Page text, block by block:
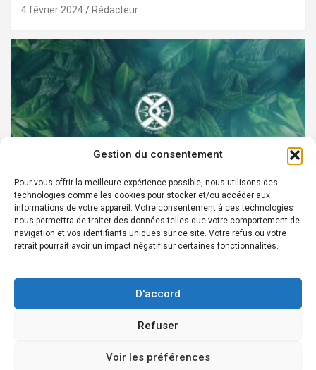
Gestion du consentement
Pour vous offrir la meilleure expérience possible, nous utilisons des
technologies comme les cookies pour stocker et/ou accéder aux
informations de votre appareil. Votre consentement à ces technologies
nous permettra de traiter des données telles que votre comportement de
navigation et vos identifiants uniques sur ce site. Votre refus ou votre
retrait pourrait avoir un impact négatif sur certaines fonctionnalités.
D'accord
Refuser
Voir les préférences
4 février 2024 Rédacteur
PARTENAIRES
Devenez Ambassadeur XOCHI BOTANICALS –
« El espíritu francés con corazón de México! »
Édition en ligne depuis 2007 - Courriel Infos: